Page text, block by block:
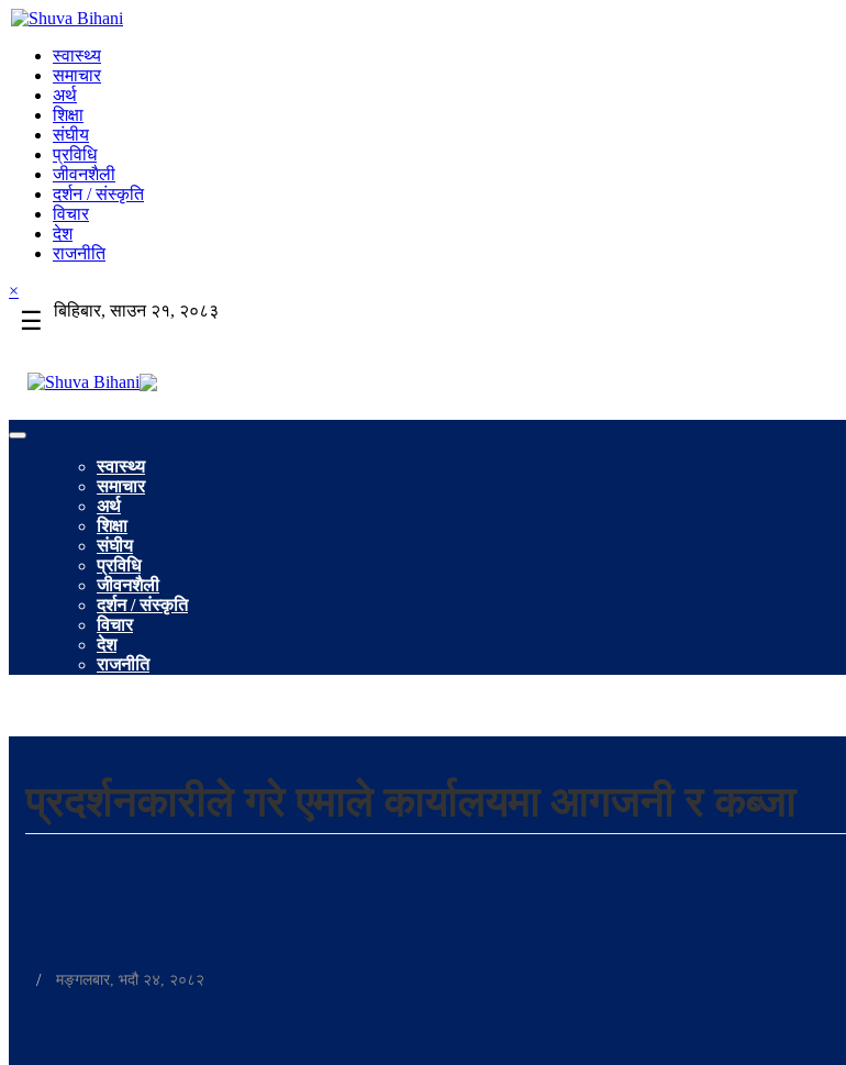
स्वास्थ्य
समाचार
अर्थ
शिक्षा
संघीय
प्रविधि
जीवनशैली
दर्शन / संस्कृति
विचार
देश
राजनीति
×
☰ बिहिबार, साउन २१, २०८३
स्वास्थ्य
समाचार
अर्थ
शिक्षा
संघीय
प्रविधि
जीवनशैली
दर्शन / संस्कृति
विचार
देश
राजनीति
प्रदर्शनकारीले गरे एमाले कार्यालयमा आगजनी र कब्जा
/
मङ्गलबार, भदौ २४, २०८२